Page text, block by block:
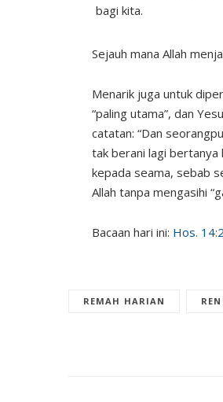
bagi kita.
Sejauh mana Allah
Menarik juga untuk
“paling utama”, dan
catatan: “Dan
tak berani lagi bertanya
kepada seama, sebab
Allah tanpa mengasihi
Bacaan hari ini: Hos.
REMAH HARIAN